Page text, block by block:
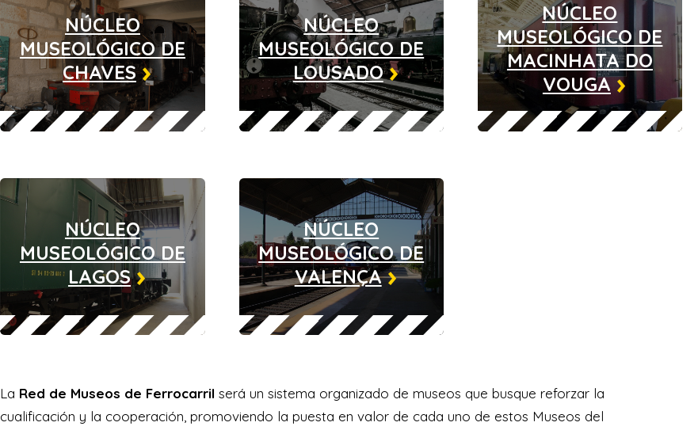
NÚCLEO
MUSEOLÓGICO DE
CHAVES
NÚCLEO
MUSEOLÓGICO DE
LOUSADO
NÚCLEO
MUSEOLÓGICO DE
MACINHATA DO
VOUGA
NÚCLEO
MUSEOLÓGICO DE
LAGOS
NÚCLEO
MUSEOLÓGICO DE
VALENÇA
La Red de Museos de Ferrocarril será un sistema organizado de museos que busque reforzar la
cualificación y la cooperación, promoviendo la puesta en valor de cada uno de estos Museos del